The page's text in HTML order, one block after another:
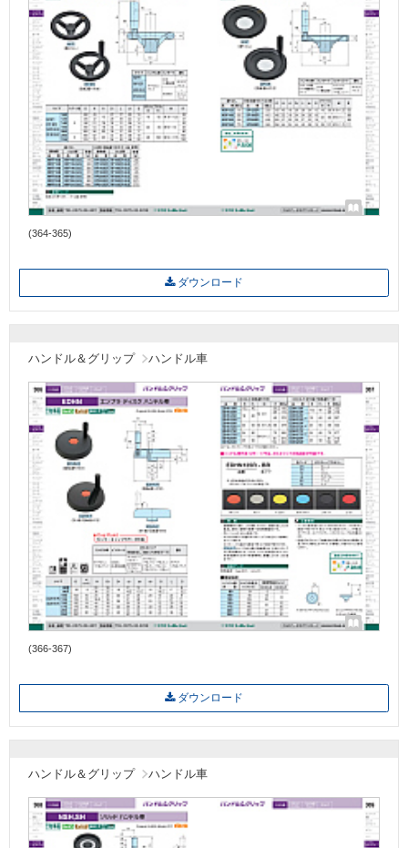
(364-365)
ダウンロード
ハンドル＆グリップ ハンドル車
(366-367)
ダウンロード
ハンドル＆グリップ ハンドル車